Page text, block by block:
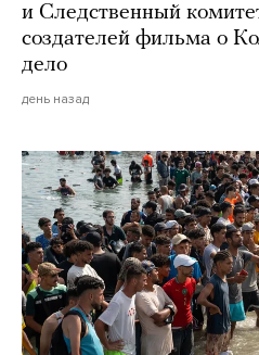
и Следственный
создателей фильма о
дело
день назад